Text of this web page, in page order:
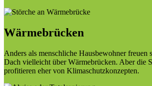
Wärmebrücken
Anders als menschliche Hausbewohner freuen
Dach vielleicht über Wärmebrücken. Aber die
profitieren eher von Klimaschutzkonzepten.